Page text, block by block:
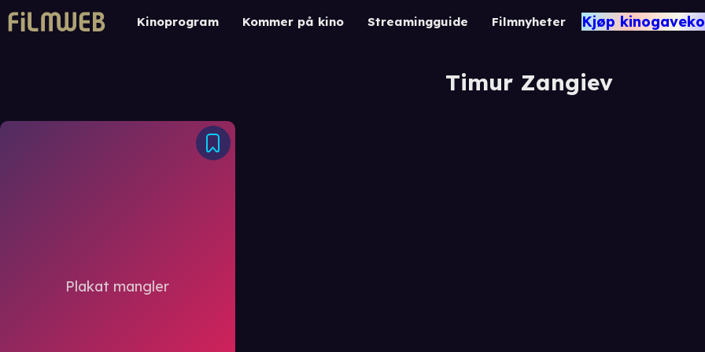
Kinoprogram Kommer på kino Streamingguide Filmnyheter Kjøp
Timur Zangiev